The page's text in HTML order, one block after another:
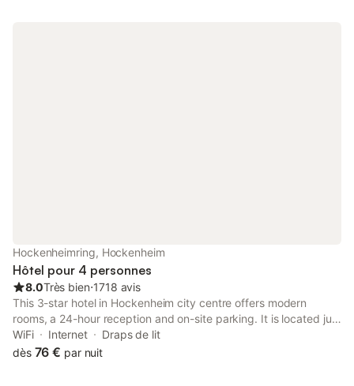
Hockenheimring, Hockenheim
Hôtel pour 4 personnes
8.0Très bien⋅1718 avis
This 3-star hotel in Hockenheim city centre offers modern
rooms, a 24-hour reception and on-site parking. It is located just
1.5 km away from the famous Hockenheimring race track.
WiFi Internet
Draps de lit
dès 76 € par nuit